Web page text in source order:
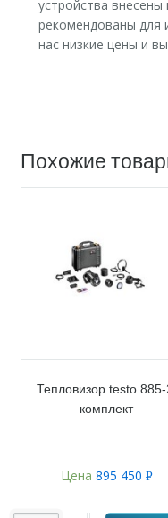
устройства
рекомендованы для
нас низкие цены и
Похожие
Тепловизор testo 885-
комплект
Цена 895 450 Р